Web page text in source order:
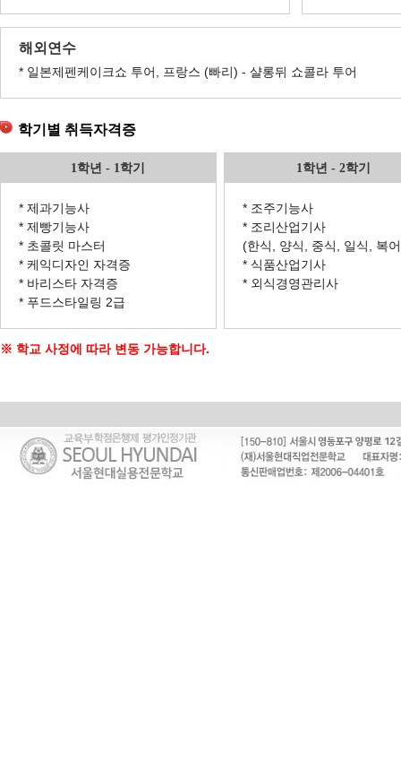
해외연수
* 일본제펜케이크쇼 투어, 프랑스 (빠리) - 샬롱뒤 쇼콜라 투어
학기별 취득자격증
1학년 - 1학기 1학년 - 2학기
* 제과기능사
* 제빵기능사
* 초콜릿 마스터
* 케익디자인 자격증
* 바리스타 자격증
* 푸드스타일링 2급
* 조주기능사
* 조리산업기사
(한식, 양식, 중식, 일식, 복
* 식품산업기사
* 외식경영관리사
※ 학교 사정에 따라 변동 가능합니다.